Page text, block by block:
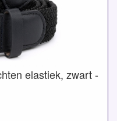
elastiek, zwart -